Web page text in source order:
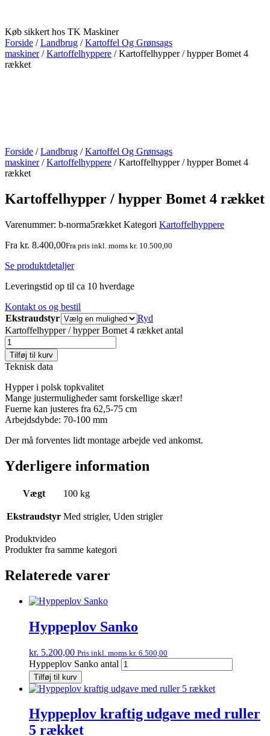
Køb sikkert hos TK Maskiner
Forside /Landbrug /Kartoffel Og Grønsags
maskiner/Kartoffelhyppere / Kartoffelhypper / hypper Bomet 4
rækket
Forside /Landbrug /Kartoffel Og Grønsags
maskiner/Kartoffelhyppere / Kartoffelhypper / hypper Bomet 4
rækket
Kartoffelhypper / hypper Bomet 4 rækket
Varenummer: b-norma5rækket Kategori Kartoffelhyppere
Fra kr. 8.400,00Fra pris inkl. moms kr. 10.500,00
Se produktdetaljer
Leveringstid op til ca 10 hverdage
Kontakt os og bestil
Ekstraudstyr
Ryd
Kartoffelhypper / hypper Bomet 4 rækket antal
Tilføj til kurv
Teknisk data
Hypper i polsk topkvalitet
Mange justermuligheder samt forskellige skær!
Fuerne kan justeres fra 62,5-75 cm
Arbejdsdybde: 70-100 mm
Der må forventes lidt montage arbejde ved ankomst.
Yderligere information
Vægt 100 kg
Ekstraudstyr Med strigler, Uden strigler
Produktvideo
Produkter fra samme kategori
Relaterede varer
Hyppeplov Sanko
kr. 5.200,00 Pris inkl. moms kr. 6.500,00
Hyppeplov Sanko antal
Tilføj til kurv
Hyppeplov kraftig udgave med ruller
5 rækket